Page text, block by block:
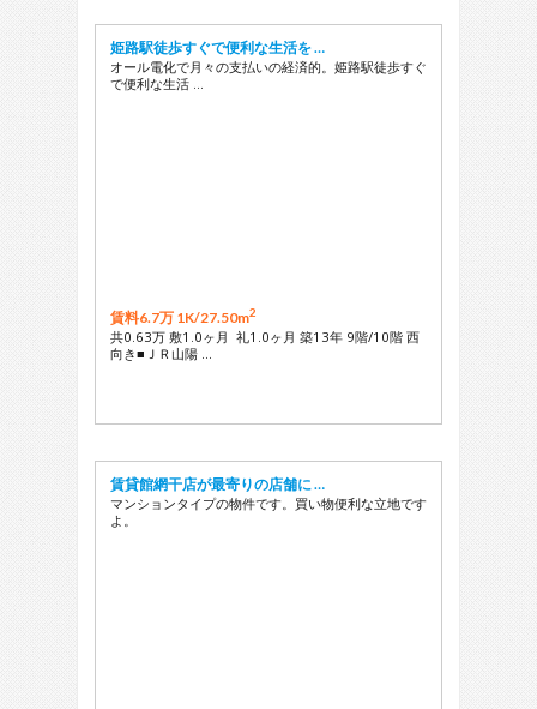
姫路駅徒歩すぐで便利な生活を …
オール電化で月々の支払いの経済的。姫路駅徒歩すぐ
で便利な生活 …
賃料6.7万 1K/27.50m2
共0.63万 敷1.0ヶ月 礼1.0ヶ月 築13年 9階/10階 西
向き■ＪＲ山陽 …
賃貸館網干店が最寄りの店舗に …
マンションタイプの物件です。買い物便利な立地です
よ。